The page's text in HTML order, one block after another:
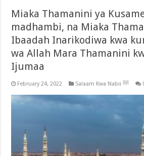
Miaka Thamanini ya
madhambi, na Miaka
Ibaadah Inarikodiwa kwa
wa Allah Mara Thamanini
Ijumaa
February 24, 2022 Salaam Kwa Nabii ﷺ